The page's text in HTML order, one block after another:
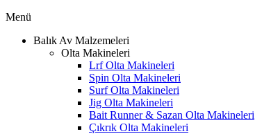
Menü
Balık Av Malzemeleri
Olta Makineleri
Lrf Olta Makineleri
Spin Olta Makineleri
Surf Olta Makineleri
Jig Olta Makineleri
Bait Runner & Sazan Olta Makineleri
Çıkrık Olta Makineleri